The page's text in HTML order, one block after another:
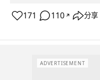
171 110 ↗ 分享
ADVERTISEMENT